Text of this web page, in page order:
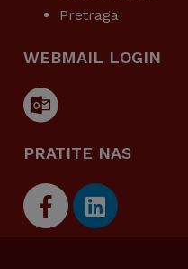
Pretraga
WEBMAIL LOGIN
PRATITE NAS